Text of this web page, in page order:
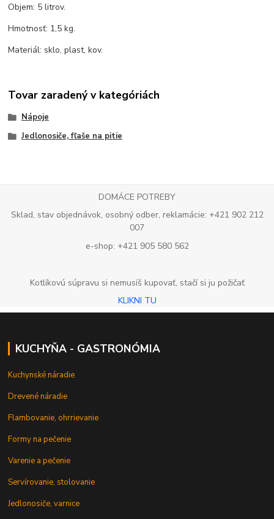
Objem: 5 litrov.
Hmotnosť: 1,5 kg.
Materiál: sklo, plast, kov.
Tovar zaradený v kategóriách
Nápoje
Jedlonosiče, fľaše na pitie
DOMÁCE POTREBY
Sklad, stav objednávok, osobný odber, reklamácie: +421 902 212
007
e-shop: +421 905 580 562
Kotlíkovú súpravu si nemusíš kupovať, stačí si ju požičať
KLIKNI TU
KUCHYŇA - GASTRONÓMIA
Kuchynské náradie
Drevené náradie
Flambovanie, ohrrievanie
Formy na pečenie
Varenie a pečenie
Servírovanie, stolovanie
Jedlonosiče, varnice